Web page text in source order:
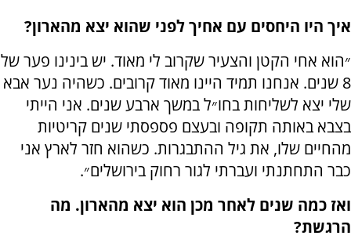
איך היו היחסים עם אחיך לפני שהוא יצא מהארון?
״הוא אחי הקטן והצעיר שקרוב לי מאוד. יש בינינו פער של
8 שנים. אנחנו תמיד היינו מאוד קרובים. כשהיה נער אבא
שלי יצא לשליחות בחו״ל במשך ארבע שנים. אני הייתי
בצבא באותה תקופה ובעצם פספסתי שנים קריטיות
מהחיים שלו, את גיל ההתבגרות. כשהוא חזר לארץ אני
כבר התחתנתי ועברתי לגור רחוק בירושלים״.
ואז כמה שנים לאחר מכן הוא יצא מהארון. מה
הרגשת?